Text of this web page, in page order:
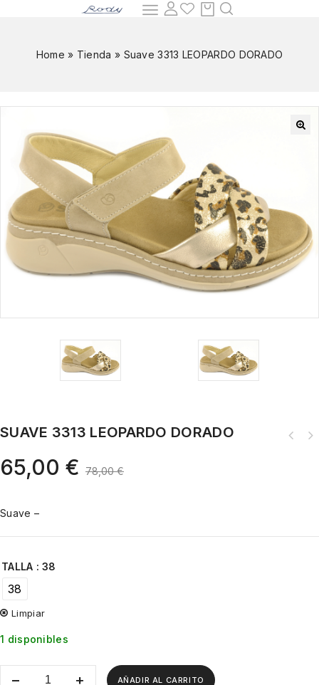
Home » Tienda » Suave 3313 LEOPARDO DORADO
SUAVE 3313 LEOPARDO DORADO
65,00 € 78,00€
Suave –
TALLA : 38
38
Limpiar
1 disponibles
AÑADIR AL CARRITO